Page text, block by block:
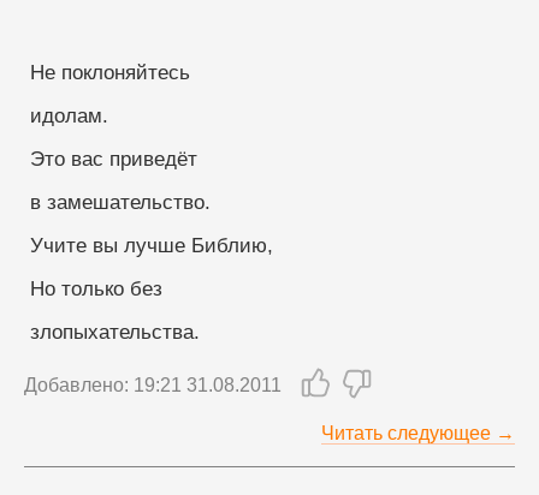
Не поклоняйтесь
идолам.
Это вас приведёт
в замешательство.
Учите вы лучше Библию,
Но только без
злопыхательства.
Добавлено: 19:21 31.08.2011
Читать следующее →